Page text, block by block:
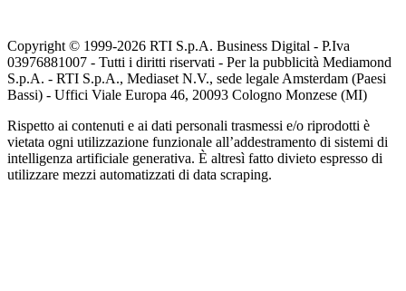
Copyright © 1999-2026 RTI S.p.A. Business Digital - P.Iva
03976881007 - Tutti i diritti riservati - Per la pubblicità Mediamond
S.p.A. - RTI S.p.A., Mediaset N.V., sede legale Amsterdam (Paesi
Bassi) - Uffici Viale Europa 46, 20093 Cologno Monzese (MI)
Rispetto ai contenuti e ai dati personali trasmessi e/o riprodotti è
vietata ogni utilizzazione funzionale all’addestramento di sistemi di
intelligenza artificiale generativa. È altresì fatto divieto espresso di
utilizzare mezzi automatizzati di data scraping.